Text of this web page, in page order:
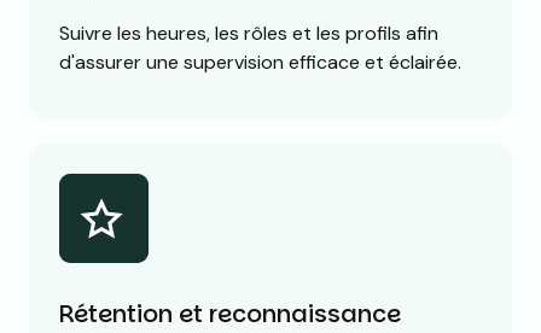
Suivre les heures, les rôles et les profils afin
d'assurer une supervision efficace et éclairée.
Rétention et reconnaissance